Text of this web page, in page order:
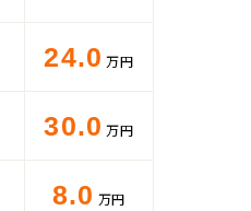
24.0 万円
30.0 万円
8.0 万円